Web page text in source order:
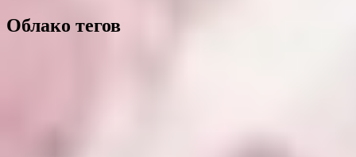
Облако тегов